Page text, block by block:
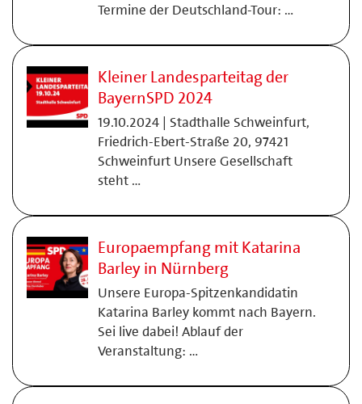
Termine der Deutschland-Tour: …
Kleiner Landesparteitag der
BayernSPD 2024
19.10.2024 | Stadthalle Schweinfurt,
Friedrich-Ebert-Straße 20, 97421
Schweinfurt Unsere Gesellschaft
steht …
Europaempfang mit Katarina
Barley in Nürnberg
Unsere Europa-Spitzenkandidatin
Katarina Barley kommt nach Bayern.
Sei live dabei! Ablauf der
Veranstaltung: …